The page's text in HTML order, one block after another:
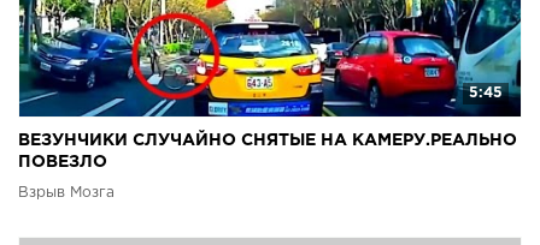
5:45
ВЕЗУНЧИКИ СЛУЧАЙНО СНЯТЫЕ НА КАМЕРУ.РЕАЛЬНО
ПОВЕЗЛО
Взрыв Мозга